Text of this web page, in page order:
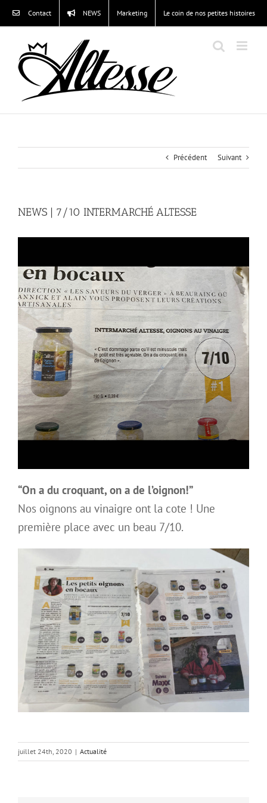
contenu
Contact NEWS Marketing Le coin de nos petites histoires
Précédent Suivant
NEWS | 7/10 INTERMARCHÉ ALTESSE
“On a du croquant, on a de l’oignon!”
Nos oignons au vinaigre ont la cote ! Une
première place avec un beau 7/10.
juillet 24th, 2020 | Actualité